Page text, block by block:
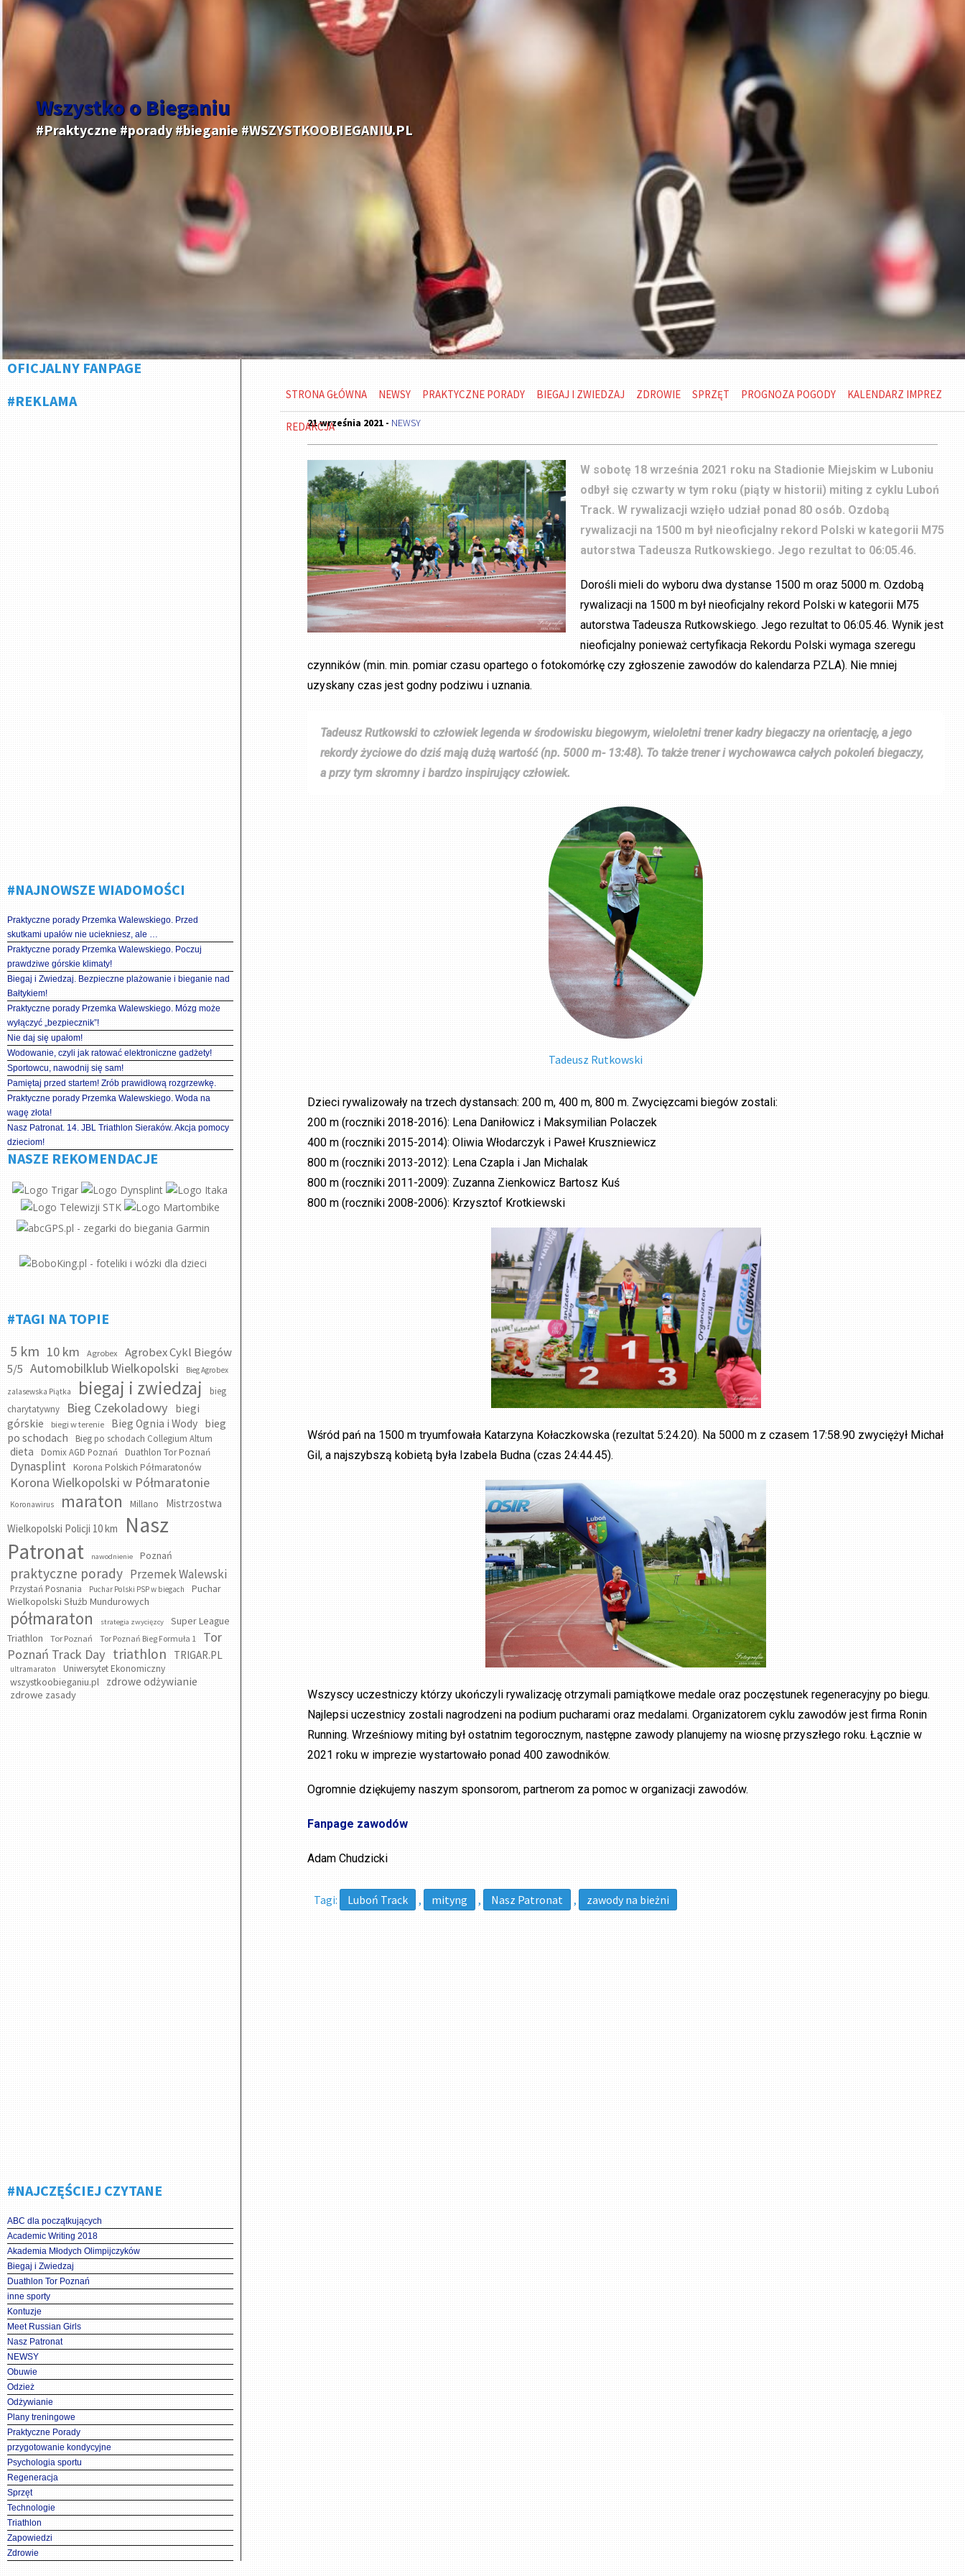
Wszystko o Bieganiu
#Praktyczne #porady #bieganie #WSZYSTKOOBIEGANIU.PL
OFICJALNY FANPAGE
#REKLAMA
#NAJNOWSZE WIADOMOŚCI
Praktyczne porady Przemka Walewskiego. Przed
skutkami upałów nie uciekniesz, ale …
Praktyczne porady Przemka Walewskiego. Poczuj
prawdziwe górskie klimaty!
Biegaj i Zwiedzaj. Bezpieczne plażowanie i bieganie nad
Bałtykiem!
Praktyczne porady Przemka Walewskiego. Mózg może
wyłączyć „bezpiecznik”!
Nie daj się upałom!
Wodowanie, czyli jak ratować elektroniczne gadżety!
Sportowcu, nawodnij się sam!
Pamiętaj przed startem! Zrób prawidłową rozgrzewkę.
Praktyczne porady Przemka Walewskiego. Woda na
wagę złota!
Nasz Patronat. 14. JBL Triathlon Sieraków. Akcja pomocy
dzieciom!
NASZE REKOMENDACJE
#TAGI NA TOPIE
5 km 10 km Agrobex
Agrobex Cykl Biegów
5/5 Automobilklub Wielkopolski Bieg Agrobex
zalasewska Piątka biegaj i zwiedzaj
bieg
charytatywny
Bieg Czekoladowy
biegi
górskie
biegi w terenie Bieg Ognia i Wody bieg
po schodach
Bieg po schodach Collegium Altum
dieta Domix AGD Poznań Duathlon Tor Poznań
Dynasplint Korona Polskich Półmaratonów
Korona Wielkopolski w Półmaratonie
Koronawirus maraton Millano
Mistrzostwa
Wielkopolski Policji 10 km
Nasz
Patronat
nawodnienie Poznań
praktyczne porady Przemek Walewski
Przystań Posnania Puchar Polski PSP w biegach
Puchar
Wielkopolski Służb Mundurowych
półmaraton strategia zwycięzcy
Super League
Triathlon
Tor Poznań Tor Poznań Bieg Formuła 1
Tor
Poznań Track Day triathlon TRIGAR.PL
ultramaraton Uniwersytet Ekonomiczny
wszystkoobieganiu.pl zdrowe odżywianie
zdrowe zasady
#NAJCZĘŚCIEJ CZYTANE
ABC dla początkujących
Academic Writing 2018
Akademia Młodych Olimpijczyków
Biegaj i Zwiedzaj
Duathlon Tor Poznań
inne sporty
Kontuzje
Meet Russian Girls
Nasz Patronat
NEWSY
Obuwie
Odzież
Odżywianie
Plany treningowe
Praktyczne Porady
przygotowanie kondycyjne
Psychologia sportu
Regeneracja
Sprzęt
Technologie
Triathlon
Zapowiedzi
Zdrowie
STRONA GŁÓWNA NEWSY PRAKTYCZNE PORADY BIEGAJ I ZWIEDZAJ ZDROWIE SPRZĘT PROGNOZA POGODY KALENDARZ IMPREZ
REDAKCJA
21 września 2021 - NEWSY
W sobotę 18 września 2021 roku na Stadionie Miejskim w Luboniu
odbył się czwarty w tym roku (piąty w historii) miting z cyklu Luboń
Track. W rywalizacji wzięło udział ponad 80 osób. Ozdobą
rywalizacji na 1500 m był nieoficjalny rekord Polski w kategorii M75
autorstwa Tadeusza Rutkowskiego. Jego rezultat to 06:05.46.
Dorośli mieli do wyboru dwa dystanse 1500 m oraz 5000 m. Ozdobą
rywalizacji na 1500 m był nieoficjalny rekord Polski w kategorii M75
autorstwa Tadeusza Rutkowskiego. Jego rezultat to 06:05.46. Wynik jest
nieoficjalny ponieważ certyfikacja Rekordu Polski wymaga szeregu
czynników (min. min. pomiar czasu opartego o fotokomórkę czy zgłoszenie zawodów do kalendarza PZLA). Nie mniej
uzyskany czas jest godny podziwu i uznania.
Tadeusz Rutkowski to człowiek legenda w środowisku biegowym, wieloletni trener kadry biegaczy na orientację, a jego
rekordy życiowe do dziś mają dużą wartość (np. 5000 m- 13:48). To także trener i wychowawca całych pokoleń biegaczy,
a przy tym skromny i bardzo inspirujący człowiek.
Tadeusz Rutkowski
Dzieci rywalizowały na trzech dystansach: 200 m, 400 m, 800 m. Zwycięzcami biegów zostali:
200 m (roczniki 2018-2016): Lena Daniłowicz i Maksymilian Polaczek
400 m (roczniki 2015-2014): Oliwia Włodarczyk i Paweł Kruszniewicz
800 m (roczniki 2013-2012): Lena Czapla i Jan Michalak
800 m (roczniki 2011-2009): Zuzanna Zienkowicz Bartosz Kuś
800 m (roczniki 2008-2006): Krzysztof Krotkiewski
Wśród pań na 1500 m tryumfowała Katarzyna Kołaczkowska (rezultat 5:24.20). Na 5000 m z czasem 17:58.90 zwyciężył Michał
Gil, a najszybszą kobietą była Izabela Budna (czas 24:44.45).
Wszyscy uczestniczy którzy ukończyli rywalizację otrzymali pamiątkowe medale oraz poczęstunek regeneracyjny po biegu.
Najlepsi uczestnicy zostali nagrodzeni na podium pucharami oraz medalami. Organizatorem cyklu zawodów jest firma Ronin
Running. Wrześniowy miting był ostatnim tegorocznym, następne zawody planujemy na wiosnę przyszłego roku. Łącznie w
2021 roku w imprezie wystartowało ponad 400 zawodników.
Ogromnie dziękujemy naszym sponsorom, partnerom za pomoc w organizacji zawodów.
Fanpage zawodów
Adam Chudzicki
Tagi: Luboń Track , mityng , Nasz Patronat , zawody na bieżni